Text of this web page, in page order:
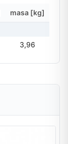
masa [kg]
3,96